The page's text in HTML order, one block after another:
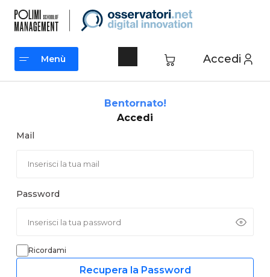
contenuto
Accedi
Menù
Bentornato!
Accedi
Mail
Password
Ricordami
Recupera la Password